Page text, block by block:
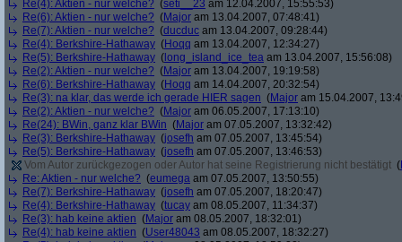
Re(4): Aktien - nur welche? (seti__23 am 12.04.2007, 15:55:53)
Re(6): Aktien - nur welche? (Major am 13.04.2007, 07:48:41)
Re(7): Aktien - nur welche? (ducduc am 13.04.2007, 09:28:44)
Re(4): Berkshire-Hathaway (Hoqq am 13.04.2007, 12:34:27)
Re(5): Berkshire-Hathaway ( long_island_ice_tea am 13.04.2007, 15:56:08)
Re(2): Aktien - nur welche? (Major am 13.04.2007, 19:19:58)
Re(6): Berkshire-Hathaway (Hoqq am 14.04.2007, 20:32:54)
Re(3): na klar, das werde ich gerade HIER sagen (Major am 15.04.2007,
Re(2): Aktien - nur welche? (Major am 06.05.2007, 17:13:10)
Re(24): BWin, ganz klar BWin (Major am 07.05.2007, 13:32:42)
Re(3): Berkshire-Hathaway (josefh am 07.05.2007, 13:45:54)
Re(5): Berkshire-Hathaway (josefh am 07.05.2007, 13:46:53)
Vom Autor zurückgezogen oder Autor hat seine Registrierung nicht bestätigt (
Re: Aktien - nur welche? (eumega am 07.05.2007, 13:50:55)
Re(7): Berkshire-Hathaway (josefh am 07.05.2007, 18:20:47)
Re(4): Berkshire-Hathaway (tucay am 08.05.2007, 11:34:37)
Re(3): hab keine aktien (Major am 08.05.2007, 18:32:01)
Re(4): hab keine aktien (User48043 am 08.05.2007, 18:32:27)